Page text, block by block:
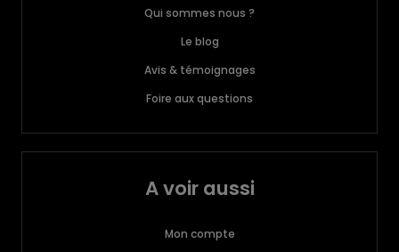
Qui sommes nous ?
Le blog
Avis & témoignages
Foire aux questions
A voir aussi
Mon compte